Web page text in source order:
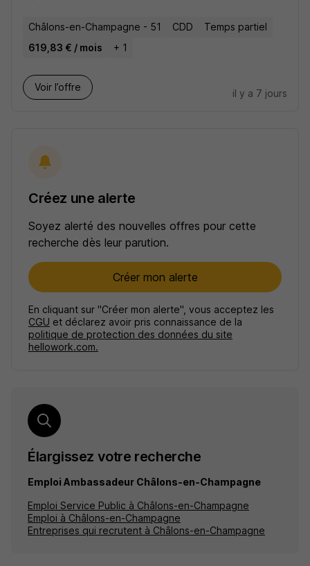
Châlons-en-Champagne - 51 CDD
Temps partiel
619,83 € / mois
+ 1
Voir l’offre
il y a 7 jours
Créez une alerte
Soyez alerté des nouvelles offres pour cette
recherche dès leur parution.
Créer mon alerte
En cliquant sur "Créer mon alerte", vous acceptez les
CGU et déclarez avoir pris connaissance de la
politique de protection des données du site
hellowork.com.
Élargissez votre recherche
Emploi Ambassadeur Châlons-en-Champagne
Emploi Service Public à Châlons-en-Champagne
Emploi à Châlons-en-Champagne
Entreprises qui recrutent à Châlons-en-Champagne